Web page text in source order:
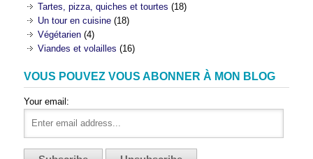
Tartes, pizza, quiches et tourtes (18)
Un tour en cuisine (18)
Végétarien (4)
Viandes et volailles (16)
VOUS POUVEZ VOUS ABONNER À MON BLOG
Your email: